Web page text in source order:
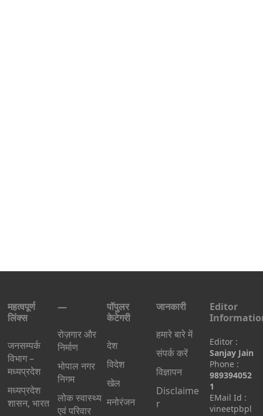
महत्वपूर्ण
लिंक्स
जनसम्पर्क
विभाग –
मध्यप्रदेश
मध्यप्रदेश
शासन, भारत
—
रोज़गार और
निर्माण
भोपाल नगर
निगम
लोक स्वास्थ्य
एवं परिवार
पॉपुलर
केटेगरी
देश
विदेश
खेल
मनोरंजन
जानकारी
हमारे बारे में
संपर्क करें
विज्ञापन
Disclaime
r
Editor
Editor :
Sanjay Jain
Phone :
989394052
1
EMail Id :
vineetpbpl